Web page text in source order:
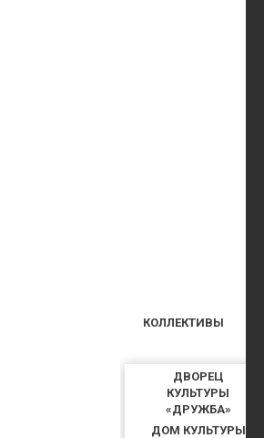
ДВОРЕЦ
КУЛЬТУРЫ
«ДРУЖБА»
ДОМ КУЛЬТУРЫ
КОЛЛЕКТИВЫ